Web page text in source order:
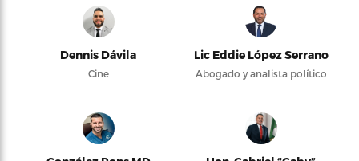
Dennis Dávila
Cine
Lic Eddie López Serrano
Abogado y analista político